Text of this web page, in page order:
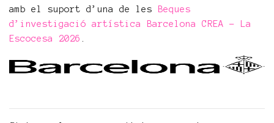
amb el suport d’una de les
Beques
d’investigació artística Barcelona CREA - La
Escocesa 2026